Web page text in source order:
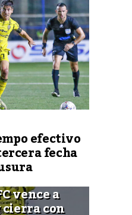
efectivo
fecha
vence a
con